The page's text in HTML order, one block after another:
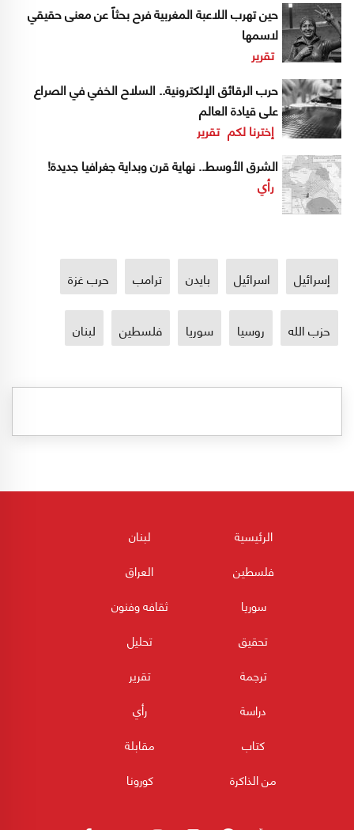
حين تهرب اللاعبة المغربية فرح بحثاً عن معنى حقيقي
لاسمها
تقرير
حرب الرقائق الإلكترونية.. السلاح الخفي في الصراع
على قيادة العالم
إخترنا لكم تقرير
الشرق الأوسط.. نهاية قرن وبداية جغرافيا جديدة!
رأي
إسرائيل اسرائيل بايدن ترامب حرب غزة
حزب الله روسيا سوريا فلسطين لبنان
الرئيسية
لبنان
فلسطين
العراق
سوريا
ثقافه وفنون
تحقيق
تحليل
ترجمة
تقرير
دراسة
رأي
كتاب
مقابلة
من الذاكرة
كورونا